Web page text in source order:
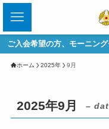
ご入会希望の方、モーニン
ホーム 2025年 9月
2025年9月 –